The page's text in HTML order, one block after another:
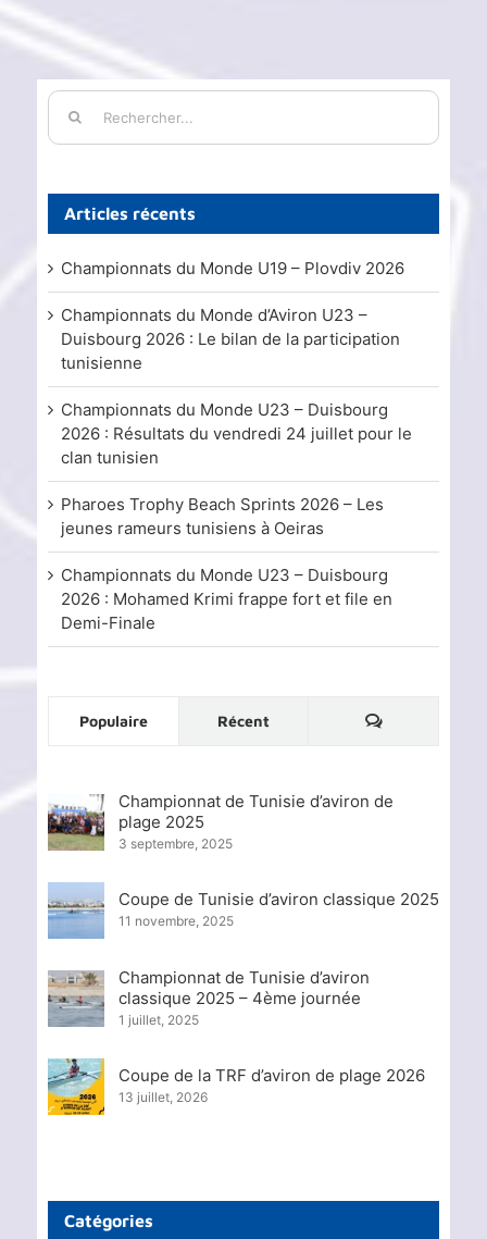
Rechercher:
Articles récents
Championnats du Monde U19 – Plovdiv 2026
Championnats du Monde d’Aviron U23 –
Duisbourg 2026 : Le bilan de la participation
tunisienne
Championnats du Monde U23 – Duisbourg
2026 : Résultats du vendredi 24 juillet pour le
clan tunisien
Pharoes Trophy Beach Sprints 2026 – Les
jeunes rameurs tunisiens à Oeiras
Championnats du Monde U23 – Duisbourg
2026 : Mohamed Krimi frappe fort et file en
Demi-Finale
Populaire Récent
Championnat de Tunisie d’aviron de
plage 2025
3 septembre, 2025
Coupe de Tunisie d’aviron classique 2025
11 novembre, 2025
Championnat de Tunisie d’aviron
classique 2025 – 4ème journée
1 juillet, 2025
Coupe de la TRF d’aviron de plage 2026
13 juillet, 2026
Catégories